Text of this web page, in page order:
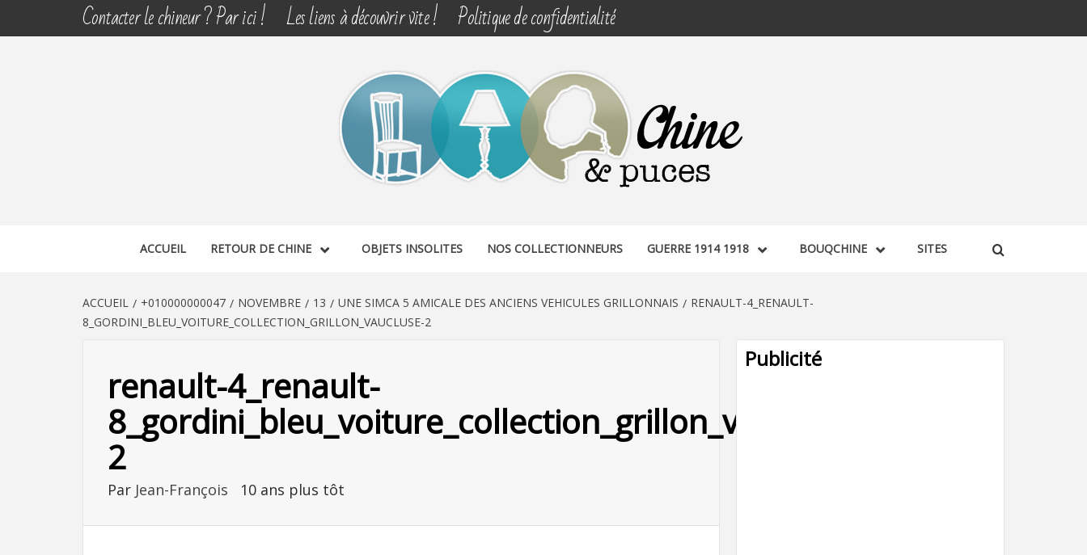
Contacter le chineur ? Par ici ! Les liens à découvrir vite ! Politique de confidentialité
CHINE & PUCES
ACCUEIL RETOUR DE CHINE OBJETS INSOLITES NOS COLLECTIONNEURS GUERRE 1914 1918 BOUQCHINE SITES
ACCUEIL +010000000047 NOVEMBRE 13 UNE SIMCA 5 AMICALE DES ANCIENS VEHICULES GRILLONNAIS
RENAULT-4_RENAULT-
8_GORDINI_BLEU_VOITURE_COLLECTION_GRILLON_VAUCLUSE-2
renault-4_renault-
8_gordini_bleu_voiture_collection_grillon_vaucluse-
2
Par Jean-François 10 ans plus tôt
Publicité